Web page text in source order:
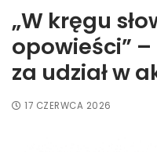
„W kręgu
opowieści”
za udział w
17 CZERWCA 2026